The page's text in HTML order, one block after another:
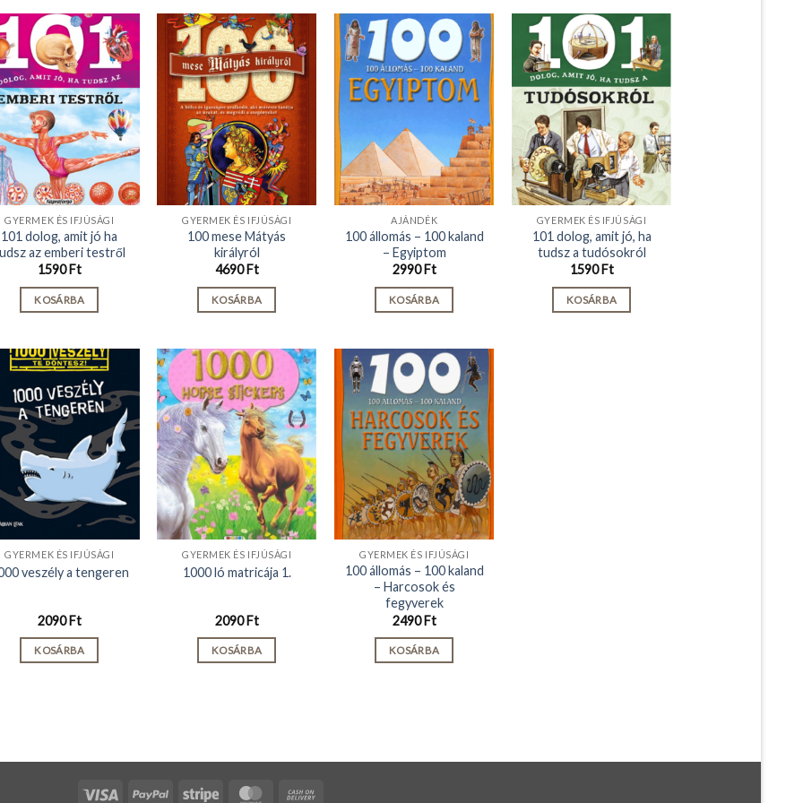
GYERMEK ÉS IFJÚSÁGI
101 dolog, amit jó ha
az emberi testről
1590Ft
KOSÁRBA
GYERMEK ÉS IFJÚSÁGI
100 mese Mátyás
királyról
4690Ft
KOSÁRBA
AJÁNDÉK
100 állomás – 100 kaland
– Egyiptom
2990Ft
KOSÁRBA
GYERMEK ÉS IFJÚSÁGI
101 dolog, amit jó, ha
tudsz a tudósokról
1590Ft
KOSÁRBA
GYERMEK ÉS IFJÚSÁGI
veszély a tengeren
2090Ft
KOSÁRBA
GYERMEK ÉS IFJÚSÁGI
1000 ló matricája 1.
2090Ft
KOSÁRBA
GYERMEK ÉS IFJÚSÁGI
100 állomás – 100 kaland
– Harcosok és
fegyverek
2490Ft
KOSÁRBA
Visa PayPal Stripe MasterCard